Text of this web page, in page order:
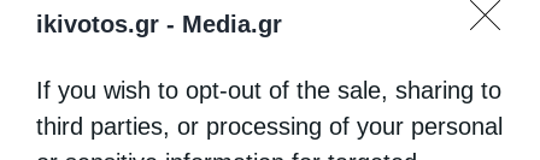
ikivotos.gr - Media.gr
If you wish to opt-out of the sale, sharing to
third parties, or processing of your personal